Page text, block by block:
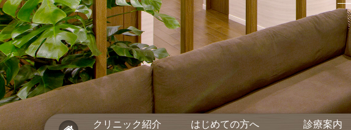
クリニック紹介 はじめての方へ 診療案内